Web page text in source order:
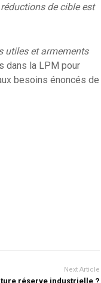
de cible est
utiles et armements
dans la LPM pour
besoins énoncés de
Next Article
réserve industrielle ?